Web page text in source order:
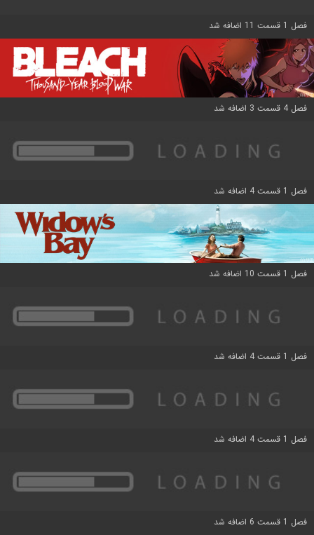
فصل 1 قسمت 11 اضافه شد
فصل 4 قسمت 3 اضافه شد
فصل 1 قسمت 4 اضافه شد
فصل 1 قسمت 10 اضافه شد
فصل 1 قسمت 4 اضافه شد
فصل 1 قسمت 4 اضافه شد
فصل 1 قسمت 6 اضافه شد